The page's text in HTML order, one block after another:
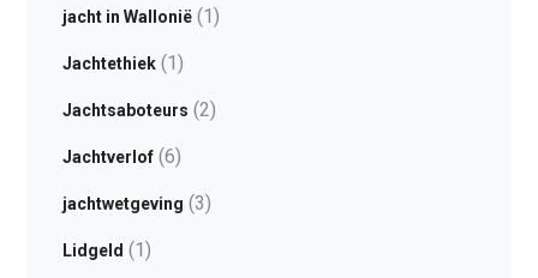
jacht in Wallonië(1)
Jachtethiek(1)
Jachtsaboteurs (2)
Jachtverlof(6)
jachtwetgeving (3)
Lidgeld (1)